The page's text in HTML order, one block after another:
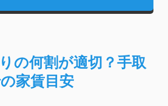
の何割が適切？手取
家賃目安